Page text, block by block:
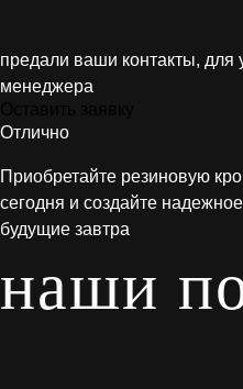
предали ваши контакты, для
менеджера
Отлично
Приобретайте резиновую
сегодня и создайте надежное
будущие завтра
наши